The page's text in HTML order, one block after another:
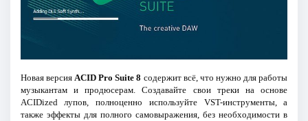
Новая версияACID Pro Suite 8 содержит всё, что нужно для работы
музыкантам и продюсерам. Создавайте свои треки на основе
ACIDized лупов, полноценно используйте VST-инструменты, а
также эффекты для полного самовыражения, без необходимости в